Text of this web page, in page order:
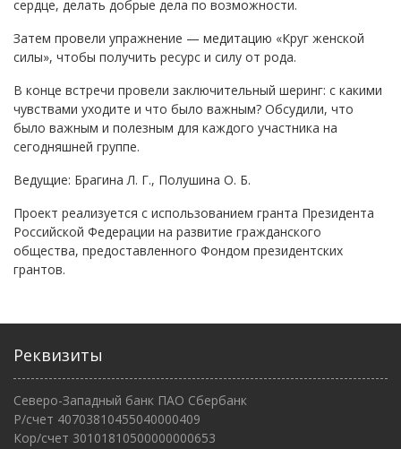
сердце, делать добрые дела по возможности.
Затем провели упражнение — медитацию «Круг женской
силы», чтобы получить ресурс и силу от рода.
В конце встречи провели заключительный шеринг: с какими
чувствами уходите и что было важным? Обсудили, что
было важным и полезным для каждого участника на
сегодняшней группе.
Ведущие: Брагина Л. Г., Полушина О. Б.
Проект реализуется с использованием гранта Президента
Российской Федерации на развитие гражданского
общества, предоставленного Фондом президентских
грантов.
Реквизиты
Северо-Западный банк ПАО Сбербанк
Р/счет 40703810455040000409
Кор/счет 30101810500000000653